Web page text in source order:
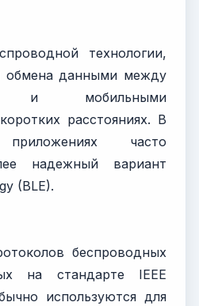
технологии,
обмена данными между
и мобильными
расстояниях. В
часто
надежный вариант
(BLE).
беспроводных
на стандарте IEEE
используются для